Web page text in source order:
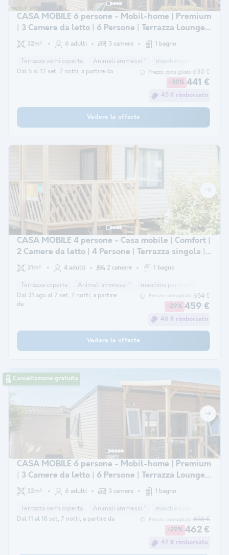
CASA MOBILE 6 persone - Mobil-home | Premium
| 3 Camere da letto | 6 Persone | Terrazza Lounge |
Aria condizionata.
32m² 6 adulti 3 camere 1 bagno
Terrazza semi coperta Animali ammessi * macchina per il caffè
Dal 5 al 12 set, 7 notti, a partire da Prezzo consigliato:630 €
-30% 441 €
45 € rimborsato
Vedere le offerte
CASA MOBILE 4 persone - Casa mobile | Comfort |
2 Camere da letto | 4 Persone | Terrazza singola |
Aria condizionata.
31m² 4 adulti 2 camere 1 bagno
Terrazza coperta Animali ammessi * macchina per il caffè
Dal 31 ago al 7 set, 7 notti, a partire
da
Prezzo consigliato:654 €
-29% 459 €
46 € rimborsato
Vedere le offerte
Cancellazione gratuita
CASA MOBILE 6 persone - Mobil-home | Premium
| 3 Camere da letto | 6 Persone | Terrazza Lounge |
Aria condizionata | TV
32m² 6 adulti 3 camere 1 bagno
Terrazza semi coperta Animali ammessi * macchina per il caffè
Dal 11 al 18 set, 7 notti, a partire da Prezzo consigliato:658 €
-29% 462 €
47 € rimborsato